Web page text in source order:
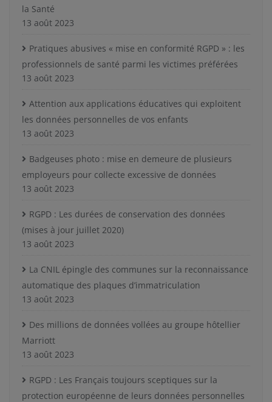
la Santé
13 août 2023
Pratiques abusives « mise en conformité RGPD » : les
professionnels de santé parmi les victimes préférées
13 août 2023
Attention aux applications éducatives qui exploitent
les données personnelles de vos enfants
13 août 2023
Badgeuses photo : mise en demeure de plusieurs
employeurs pour collecte excessive de données
13 août 2023
RGPD : Les durées de conservation des données
(mises à jour juillet 2020)
13 août 2023
La CNIL épingle des communes sur la reconnaissance
automatique des plaques d’immatriculation
13 août 2023
Des millions de données vollées au groupe hôtellier
Marriott
13 août 2023
RGPD : Les Français toujours sceptiques sur la
protection européenne de leurs données personnelles